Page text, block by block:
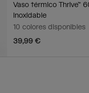
Vaso térmico Thrive™
inoxidable
10 colores disponibles
39,99 €